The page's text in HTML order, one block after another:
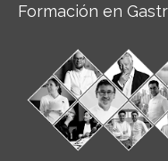
Formación en